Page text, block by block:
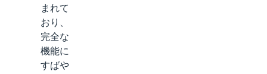
まれて
おり、
完全な
機能に
すばや